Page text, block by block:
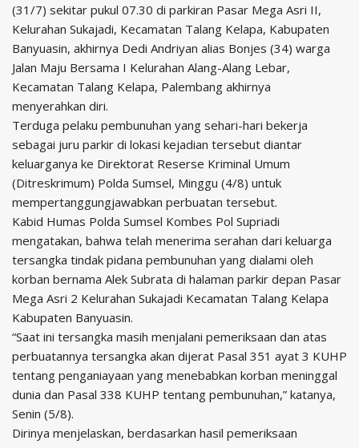
(31/7) sekitar pukul 07.30 di parkiran Pasar Mega Asri II,
Kelurahan Sukajadi, Kecamatan Talang Kelapa, Kabupaten
Banyuasin, akhirnya Dedi Andriyan alias Bonjes (34) warga
Jalan Maju Bersama I Kelurahan Alang-Alang Lebar,
Kecamatan Talang Kelapa, Palembang akhirnya
menyerahkan diri.
Terduga pelaku pembunuhan yang sehari-hari bekerja
sebagai juru parkir di lokasi kejadian tersebut diantar
keluarganya ke Direktorat Reserse Kriminal Umum
(Ditreskrimum) Polda Sumsel, Minggu (4/8) untuk
mempertanggungjawabkan perbuatan tersebut.
Kabid Humas Polda Sumsel Kombes Pol Supriadi
mengatakan, bahwa telah menerima serahan dari keluarga
tersangka tindak pidana pembunuhan yang dialami oleh
korban bernama Alek Subrata di halaman parkir depan Pasar
Mega Asri 2 Kelurahan Sukajadi Kecamatan Talang Kelapa
Kabupaten Banyuasin.
“Saat ini tersangka masih menjalani pemeriksaan dan atas
perbuatannya tersangka akan dijerat Pasal 351 ayat 3 KUHP
tentang penganiayaan yang menebabkan korban meninggal
dunia dan Pasal 338 KUHP tentang pembunuhan,” katanya,
Senin (5/8).
Dirinya menjelaskan, berdasarkan hasil pemeriksaan